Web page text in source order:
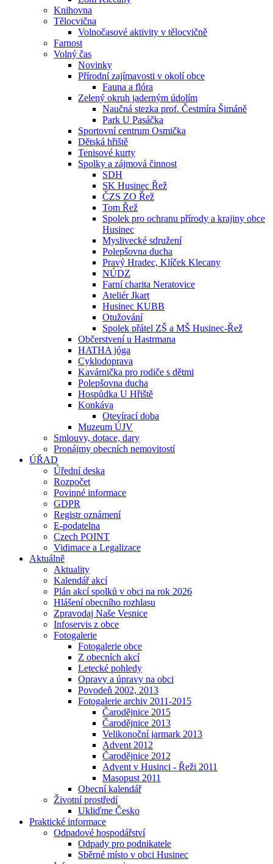
Knihovna
Tělocvična
Volnočasové aktivity v tělocvičně
Farnost
Volný čas
Novinky
Přírodní zajímavosti v okolí obce
Fauna a flóra
Zelený okruh jaderným údolím
Naučná stezka prof. Čestmíra Šimáně
Park U Pasáčka
Sportovní centrum Osmička
Dětská hřiště
Tenisové kurty
Spolky a zájmová činnost
SDH
SK Husinec Řež
ČZS ZO Řež
Tom Řež
Spolek pro ochranu přírody a krajiny obce
Husinec
Myslivecké sdružení
Polepšovna ducha
Pravý Hradec, Klíček Klecany
NÚDZ
Farní charita Neratovice
Ateliér Jkart
Husinec KUBB
Otužování
Spolek přátel ZŠ a MŠ Husinec-Řež
Občerstvení u Hastrmana
HATHA jóga
Cyklodoprava
Kavárnička pro rodiče s dětmi
Polepšovna ducha
Hospůdka U Hřiště
Konkáva
Otevírací doba
Muzeum ÚJV
Smlouvy, dotace, dary
Pronájmy obecních nemovitostí
ÚŘAD
Úřední deska
Rozpočet
Povinné informace
GDPR
Registr oznámení
E-podatelna
Czech POINT
Vidimace a Legalizace
Aktuálně
Aktuality
Kalendář akcí
Plán akcí spolků v obci na rok 2026
Hlášení obecního rozhlasu
Zpravodaj Naše Vesnice
Infoservis z obce
Fotogalerie
Fotogalerie obce
Z obecních akcí
Letecké pohledy
Opravy a úpravy na obci
Povodeň 2002, 2013
Fotogalerie archiv 2011-2015
Čarodějnice 2015
Čarodějnice 2013
Velikonoční jarmark 2013
Advent 2012
Čarodějnice 2012
Advent v Husinci - Řeži 2011
Masopust 2011
Obecní kalendář
Životní prostředí
Ukliďme Česko
Praktické informace
Odpadové hospodářství
Odpady pro podnikatele
Sběrné místo v obci Husinec